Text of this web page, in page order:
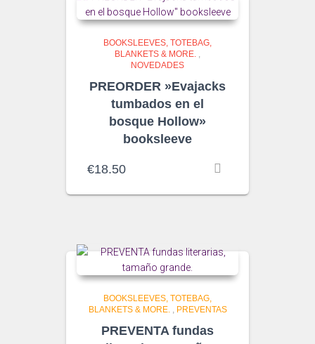
BOOKSLEEVES, TOTEBAG,
BLANKETS & MORE.
NOVEDADES
PREORDER »Evajacks
tumbados en el
bosque Hollow»
booksleeve
€18.50
BOOKSLEEVES, TOTEBAG,
BLANKETS & MORE., PREVENTAS
PREVENTA fundas